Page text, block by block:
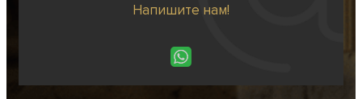
Напишите нам!